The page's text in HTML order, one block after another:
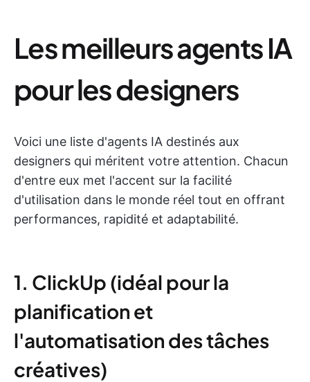
Les meilleurs agents IA
pour les designers
Voici une liste d'agents IA destinés aux
designers qui méritent votre attention. Chacun
d'entre eux met l'accent sur la facilité
d'utilisation dans le monde réel tout en offrant
performances, rapidité et adaptabilité.
1. ClickUp (idéal pour la
planification et
l'automatisation des tâches
créatives)